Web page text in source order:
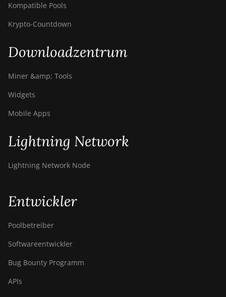
Kompatible Pools
Krypto-Countdown
Downloadzentrum
Miner &amp; Tools
Widgets
Mobile Apps
Lightning Network
Lightning Network Node
Entwickler
Poolbetreiber
Softwareentwickler
Bug Bounty Programm
APIs